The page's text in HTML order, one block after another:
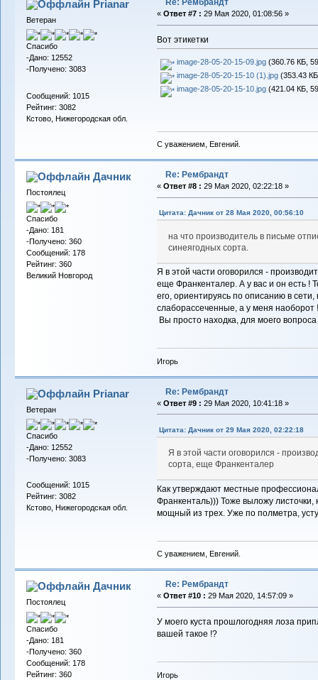
Prianar
Ветеран
Спасибо
-Дано: 12552
-Получено: 3083
Сообщений: 1015
Рейтинг: 3082
Кстово, Нижегородская обл.
Re: Рембрандт
« Ответ #7 : 29 Мая 2020, 01:08:56 »
Вот этикетки
image-28-05-20-15-09.jpg(360.76 КБ,
image-28-05-20-15-10 (1).jpg(353.43
image-28-05-20-15-10.jpg(421.04 КБ,
С уважением, Евгений.
Дачник
Постоялец
Спасибо
-Дано: 181
-Получено: 360
Сообщений: 178
Рейтинг: 360
Великий Новгород
Re: Рембрандт
« Ответ #8 : 29 Мая 2020, 02:22:18 »
Цитата: Дачник от 28 Мая 2020, 00:56:10
на что производитель в письме
синеягодных сорта.
Я в этой части оговорился -
еще Франкенталер. А у вас и он есть !
его, ориентируясь по описанию в сети,
слаборассеченные, а у меня наоборот !
Вы просто находка, для моего вопроса
Игорь
Prianar
Ветеран
Спасибо
-Дано: 12552
-Получено: 3083
Сообщений: 1015
Рейтинг: 3082
Кстово, Нижегородская обл.
Re: Рембрандт
« Ответ #9 : 29 Мая 2020, 10:41:18 »
Цитата: Дачник от 29 Мая 2020, 02:22:18
Я в этой части оговорился -
сорта, еще Франкенталер
Как утверждают местные
Франкенталь))) Тоже выложу листочки,
мощный из трех. Уже по полметра,
С уважением, Евгений.
Дачник
Постоялец
Спасибо
-Дано: 181
-Получено: 360
Сообщений: 178
Рейтинг: 360
Re: Рембрандт
« Ответ #10 : 29 Мая 2020, 14:57:09 »
У моего куста прошлогодняя лоза
вашей такое !?
Игорь